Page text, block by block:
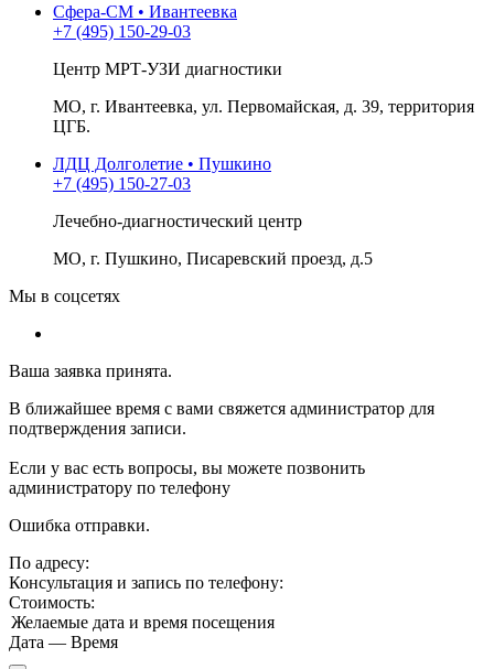
Сфера-СМ • Ивантеевка
+7 (495) 150-29-03
Центр МРТ-УЗИ диагностики
МО, г. Ивантеевка, ул. Первомайская, д. 39, территория
ЦГБ.
ЛДЦ Долголетие • Пушкино
+7 (495) 150-27-03
Лечебно-диагностический центр
МО, г. Пушкино, Писаревский проезд, д.5
Мы в соцсетях
Ваша заявка принята.
В ближайшее время с вами свяжется администратор для
подтверждения записи.
Если у вас есть вопросы, вы можете позвонить
администратору по телефону
Ошибка отправки.
По адресу:
Консультация и запись по телефону:
Стоимость:
Желаемые дата и время посещения
Дата — Время